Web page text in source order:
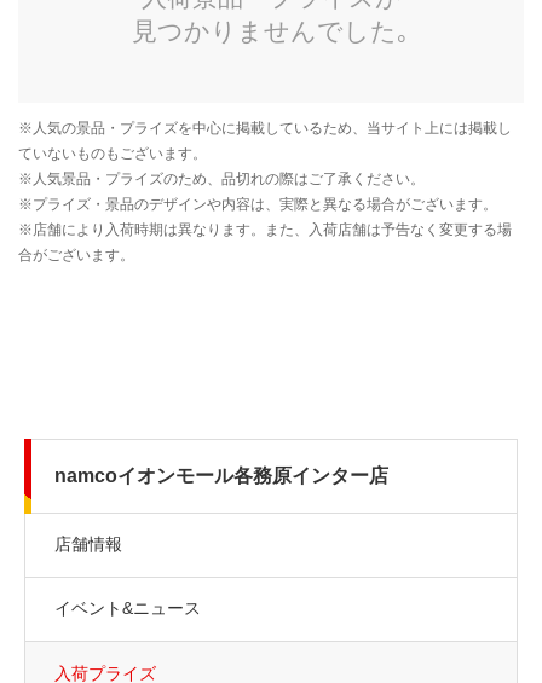
namcoイオンモール各務原インター店
店舗情報
イベント&ニュース
入荷プライズ